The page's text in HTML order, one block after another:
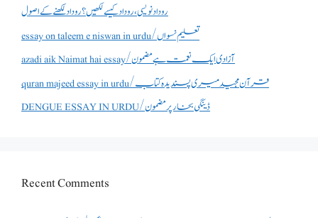
روداد نویسی ،روداد کیسے لکھیں؟ روداد لکھنے کے اصول
essay on taleem e niswan in urdu/تعلیم نسواں
azadi aik Naimat hai essay/آزادی ایک نعمت ہے مضمون
quran majeed essay in urdu/قرآن مجید میری پسندیدہ کتاب
DENGUE ESSAY IN URDU/ڈینگی بخار پر مضمون
Recent Comments